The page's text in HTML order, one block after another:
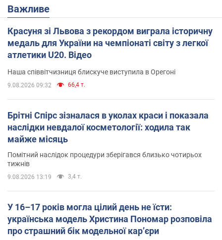
Важливе
Красуня зі Львова з рекордом виграла історичну
медаль для України на чемпіонаті світу з легкої
атлетики U20. Відео
Наша співвітчизниця блискуче виступила в Орегоні
9.08.2026 09:32 66,4 т.
Брітні Спірс зізналася в уколах краси і показала
наслідки невдалої косметології: ходила так
майже місяць
Помітний наслідок процедури зберігався близько чотирьох
тижнів
9.08.2026 13:19 3,4 т.
У 16–17 років могла цілий день не їсти:
українська модель Христина Пономар розповіла
про страшний бік модельної кар’єри